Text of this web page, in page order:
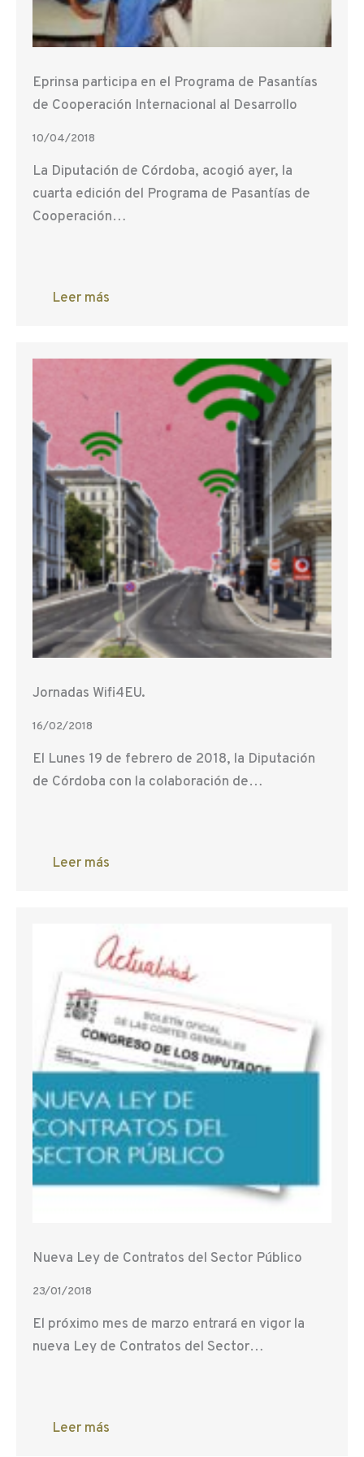
Eprinsa participa en el Programa de Pasantías
de Cooperación Internacional al Desarrollo
10/04/2018
La Diputación de Córdoba, acogió ayer, la
cuarta edición del Programa de Pasantías de
Cooperación…
Leer más
Jornadas Wifi4EU.
16/02/2018
El Lunes 19 de febrero de 2018, la Diputación
de Córdoba con la colaboración de…
Leer más
Nueva Ley de Contratos del Sector Público
23/01/2018
El próximo mes de marzo entrará en vigor la
nueva Ley de Contratos del Sector…
Leer más